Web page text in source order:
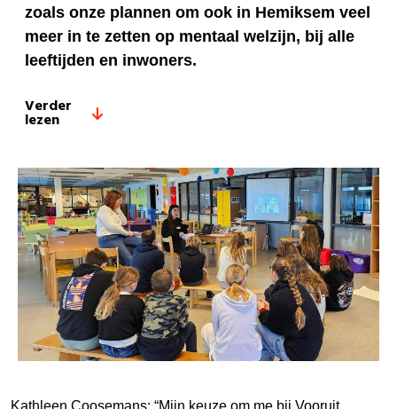
zoals onze plannen om ook in Hemiksem veel
meer in te zetten op mentaal welzijn, bij alle
leeftijden en inwoners.
Verder
lezen
Kathleen Coosemans: “Mijn keuze om me bij Vooruit